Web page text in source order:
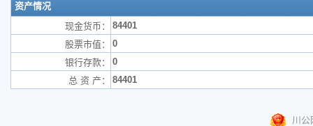
资产情况
现金货币：
84401
股票市值：
0
银行存款：
0
总 资 产：
84401
川公